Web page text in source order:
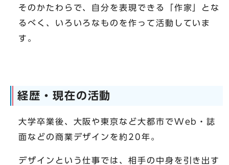
そのかたわらで、自分を表現できる「作家」とな
るべく、いろいろなものを作って活動していま
す。
経歴・現在の活動
大学卒業後、大阪や東京など大都市でWeb・誌
面などの商業デザインを約20年。
デザインという仕事では、相手の中身を引き出す